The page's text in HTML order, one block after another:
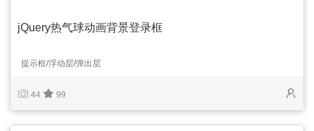
jQuery热气球动画背景登录框
提示框/浮动层/弹出层
44 99